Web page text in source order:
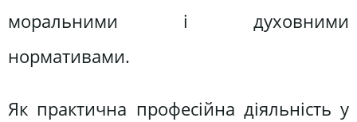
моральними і духовними
нормативами.
Як практична професійна діяльність у